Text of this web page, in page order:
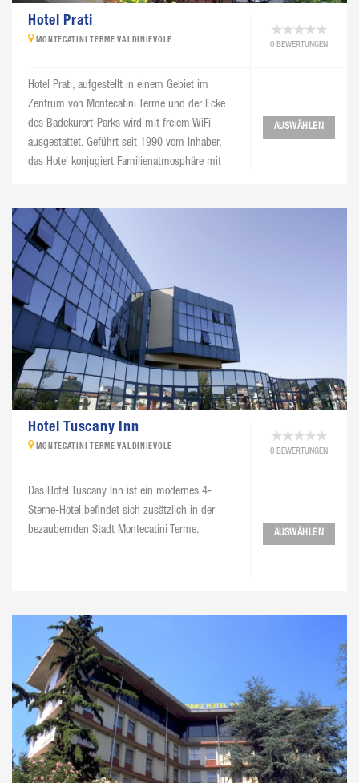
Hotel Prati
MONTECATINI TERME VALDINIEVOLE 0 BEWERTUNGEN
Hotel Prati, aufgestellt in einem Gebiet im
Zentrum von Montecatini Terme und der Ecke
des Badekurort-Parks wird mit freiem WiFi
ausgestattet. Geführt seit 1990 vom Inhaber,
das Hotel konjugiert Familienatmosphäre mit
AUSWÄHLEN
Hotel Tuscany Inn
MONTECATINI TERME VALDINIEVOLE 0 BEWERTUNGEN
Das Hotel Tuscany Inn ist ein modernes 4-
Sterne-Hotel befindet sich zusätzlich in der
bezaubernden Stadt Montecatini Terme.
AUSWÄHLEN